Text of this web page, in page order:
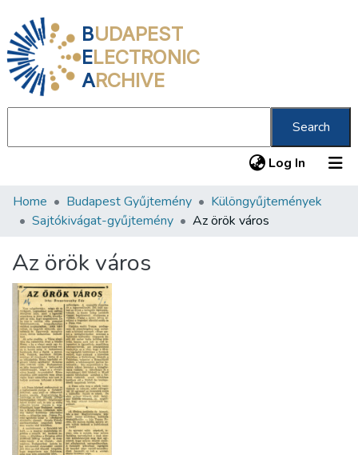
BUDAPEST
ELECTRONIC
ARCHIVE
Search
Log In (current)
Communities & Collections
Statistics
About us
Home Budapest Gyűjtemény
Különgyűjtemények
Sajtókivágat-gyűjtemény
Az örök város
Az örök város